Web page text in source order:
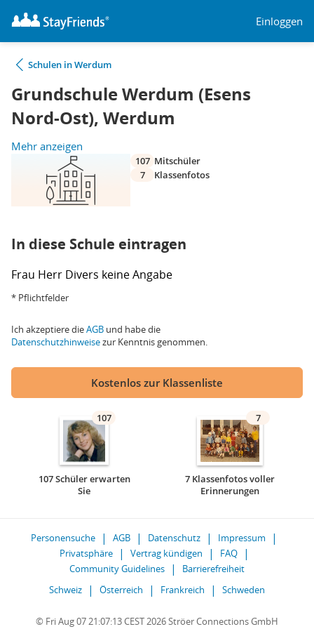
Einloggen
Schulen in Werdum
Grundschule Werdum (Esens
Nord-Ost), Werdum
Mehr anzeigen
107 Mitschüler
7
Klassenfotos
In diese Schule eintragen
Frau Herr Divers keine Angabe
* Pflichtfelder
Ich akzeptiere dieAGB und habe die
Datenschutzhinweisezur Kenntnis genommen.
Kostenlos zur Klassenliste
107
107 Schüler erwarten
Sie
7
7 Klassenfotos voller
Erinnerungen
Personensuche AGB Datenschutz
Impressum
Privatsphäre
Vertrag kündigen
FAQ
Community Guidelines
Barrierefreiheit
Schweiz
Österreich Frankreich Schweden
© Fri Aug 07 21:07:13 CEST 2026 Ströer Connections GmbH